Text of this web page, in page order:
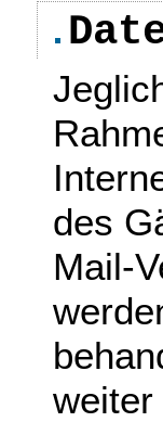
des
Mail-
weiter